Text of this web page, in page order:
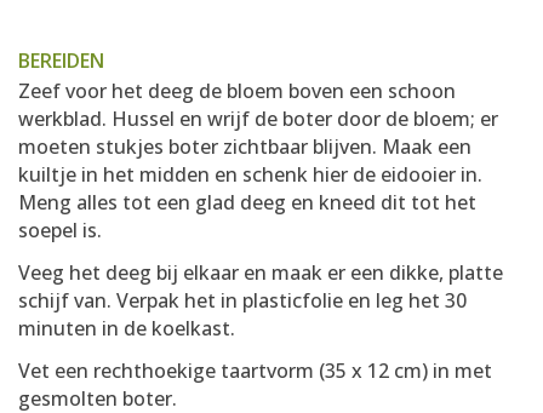
BEREIDEN
Zeef voor het deeg de bloem boven een schoon
werkblad. Hussel en wrijf de boter door de bloem; er
moeten stukjes boter zichtbaar blijven. Maak een
kuiltje in het midden en schenk hier de eidooier in.
Meng alles tot een glad deeg en kneed dit tot het
soepel is.
Veeg het deeg bij elkaar en maak er een dikke, platte
schijf van. Verpak het in plasticfolie en leg het 30
minuten in de koelkast.
Vet een rechthoekige taartvorm (35 x 12 cm) in met
gesmolten boter.